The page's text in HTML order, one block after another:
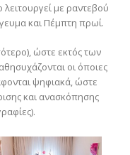
με ραντεβού
και Πέμπτη πρωί.
ώστε εκτός των
οι όποιες
ψηφιακά, ώστε
και ανασκόπησης